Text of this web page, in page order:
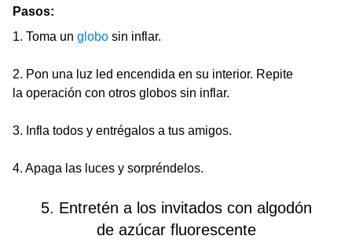
Pasos:
1. Toma un globo sin inflar.
2. Pon una luz led encendida en su interior. Repite
la operación con otros globos sin inflar.
3. Infla todos y entrégalos a tus amigos.
4. Apaga las luces y sorpréndelos.
5. Entretén a los invitados con algodón
de azúcar fluorescente